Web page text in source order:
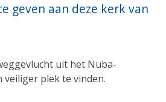
geven aan deze kerk van
uit het Nuba-
veiliger plek te vinden.